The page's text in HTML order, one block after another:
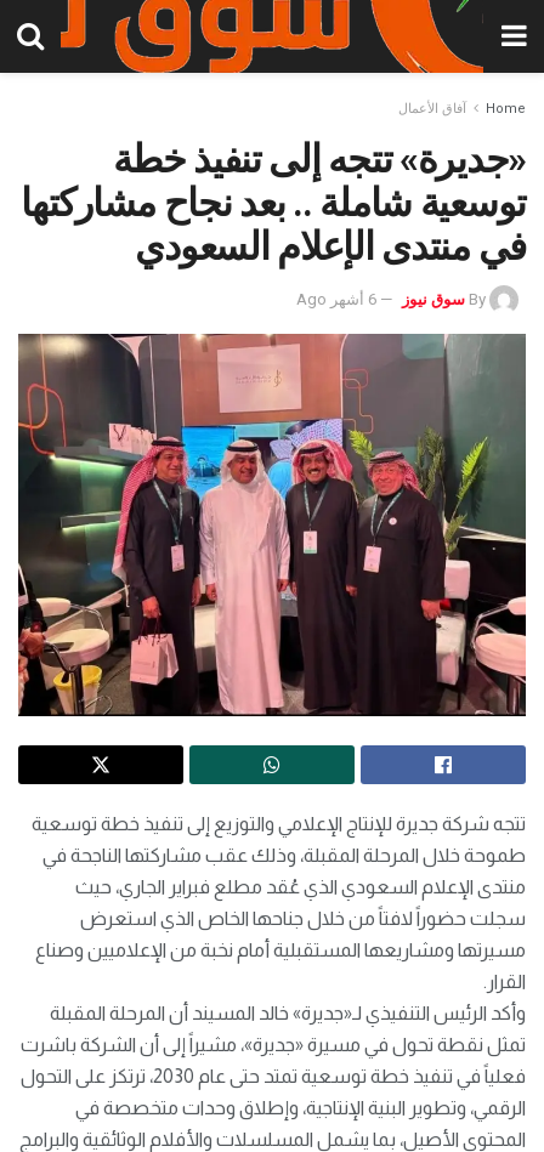
Home آفاق الأعمال
«جديرة» تتجه إلى تنفيذ خطة
توسعية شاملة .. بعد نجاح مشاركتها
في منتدى الإعلام السعودي
By سوق نيوز 6 أشهر Ago
تتجه شركة جديرة للإنتاج الإعلامي والتوزيع إلى تنفيذ خطة توسعية
طموحة خلال المرحلة المقبلة، وذلك عقب مشاركتها الناجحة في
منتدى الإعلام السعودي الذي عُقد مطلع فبراير الجاري، حيث
سجلت حضوراً لافتاً من خلال جناحها الخاص الذي استعرض
مسيرتها ومشاريعها المستقبلية أمام نخبة من الإعلاميين وصناع
القرار.
وأكد الرئيس التنفيذي لـ«جديرة» خالد المسيند أن المرحلة المقبلة
تمثل نقطة تحول في مسيرة «جديرة»، مشيراً إلى أن الشركة باشرت
فعلياً في تنفيذ خطة توسعية تمتد حتى عام 2030، ترتكز على التحول
الرقمي، وتطوير البنية الإنتاجية، وإطلاق وحدات متخصصة في
المحتوى الأصيل، بما يشمل المسلسلات والأفلام الوثائقية والبرامج